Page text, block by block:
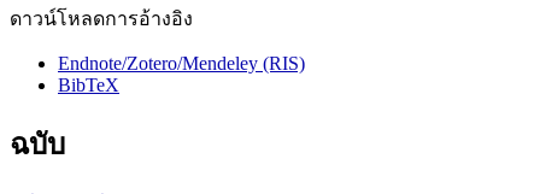
ดาวน์โหลดการอ้างอิง
Endnote/Zotero/Mendeley (RIS)
BibTeX
ฉบับ